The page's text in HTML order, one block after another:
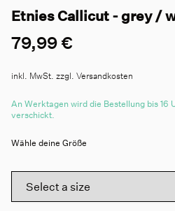
Etnies Callicut - grey /
79,99 €
inkl. MwSt. zzgl. Versandkosten
An Werktagen wird die Bestellung bis 16
verschickt.
Wähle deine Größe